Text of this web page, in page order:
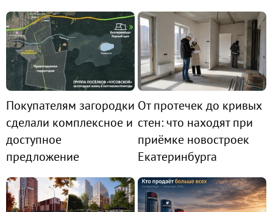
Покупателям загородки
сделали комплексное и
доступное
предложение
От протечек до кривых
стен: что находят при
приёмке новостроек
Екатеринбурга